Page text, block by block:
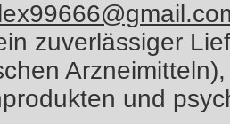
zuverlässiger
und